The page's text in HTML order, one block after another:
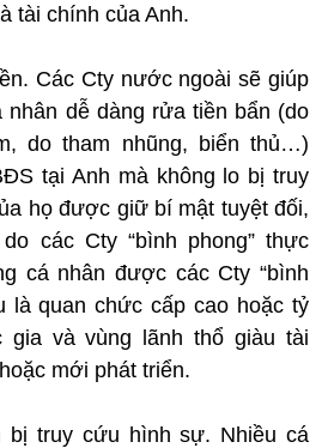
tài chính của Anh.
Các Cty nước ngoài sẽ giúp
nhân dễ dàng rửa tiền bẩn (do
do tham nhũng, biển thủ…)
tại Anh mà không lo bị truy
họ được giữ bí mật tuyệt đối,
các Cty “bình phong” thực
cá nhân được các Cty “bình
là quan chức cấp cao hoặc tỷ
gia và vùng lãnh thổ giàu tài
mới phát triển.
bị truy cứu hình sự. Nhiều cá